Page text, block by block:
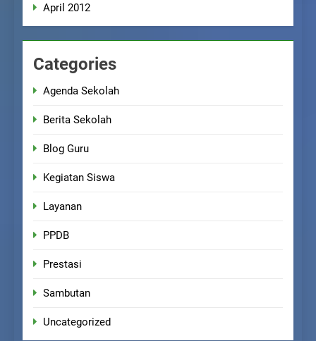
April 2012
Categories
Agenda Sekolah
Berita Sekolah
Blog Guru
Kegiatan Siswa
Layanan
PPDB
Prestasi
Sambutan
Uncategorized